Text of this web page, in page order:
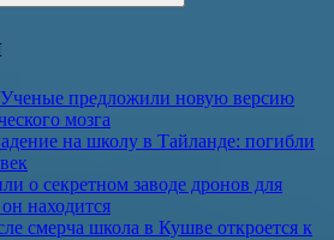
Ученые предложили новую версию
мозга
на школу в Тайланде: погибли
о секретном заводе дронов для
находится
смерча школа в Кушве откроется к